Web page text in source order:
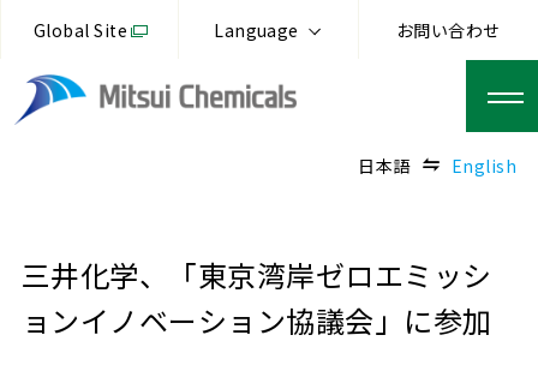
Global Site Language お問い合わせ
日本語 English
三井化学、「東京湾岸ゼロエミッシ
ョンイノベーション協議会」に参加